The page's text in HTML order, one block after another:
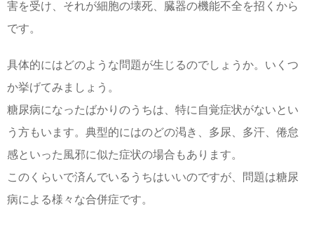
害を受け、それが細胞の壊死、臓器の機能不全を招くから
です。
具体的にはどのような問題が生じるのでしょうか。いくつ
か挙げてみましょう。
糖尿病になったばかりのうちは、特に自覚症状がないとい
う方もいます。典型的にはのどの渇き、多尿、多汗、倦怠
感といった風邪に似た症状の場合もあります。
このくらいで済んでいるうちはいいのですが、問題は糖尿
病による様々な合併症です。